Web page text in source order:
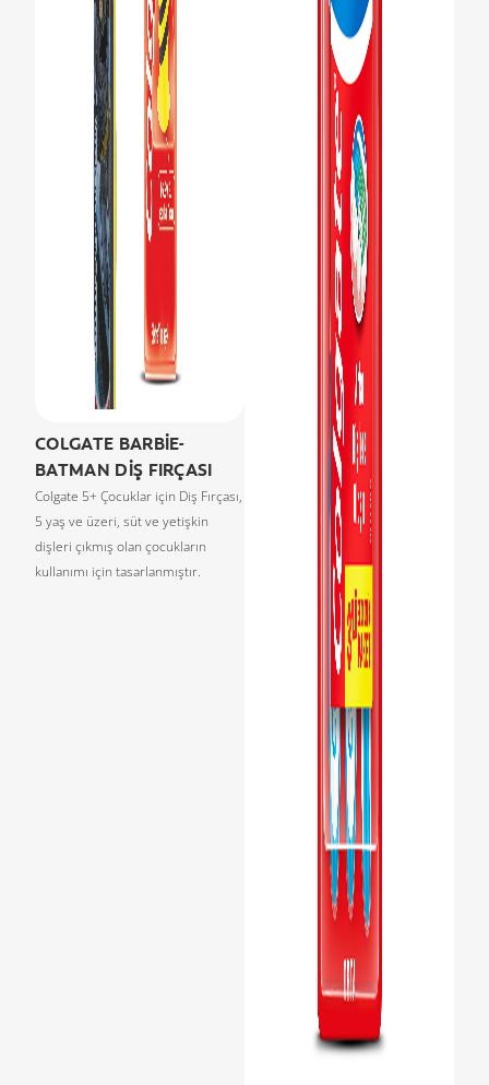
COLGATE BARBİE-
BATMAN DİŞ FIRÇASI
Colgate 5+ Çocuklar için Diş Fırçası,
5 yaş ve üzeri, süt ve yetişkin
dişleri çıkmış olan çocukların
kullanımı için tasarlanmıştır.